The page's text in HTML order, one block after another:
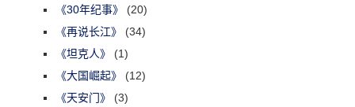
《30年纪事》
(20)
《再说长江》
(34)
《坦克人》
(1)
《大国崛起》
(12)
《天安门》
(3)